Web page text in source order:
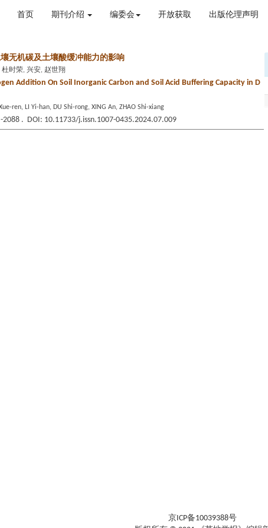
首页 期刊介绍 编委会 开放获取 出版伦理声明
无机碳及土壤酸缓冲能力的影响
时荣, 兴安, 赵世翔
Addition On Soil Inorganic Carbon and Soil Acid Buffering Capacity in D
ren, LI Yi-han, DU Shi-rong, XING An, ZHAO Shi-xiang
2088 . DOI: 10.11733/j.issn.1007-0435.2024.07.009
京ICP备10039388号